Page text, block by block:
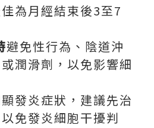
為月經結束後3至7
避免性行為、陰道沖
潤滑劑，以免影響細
發炎症狀，建議先治
免發炎細胞干擾判